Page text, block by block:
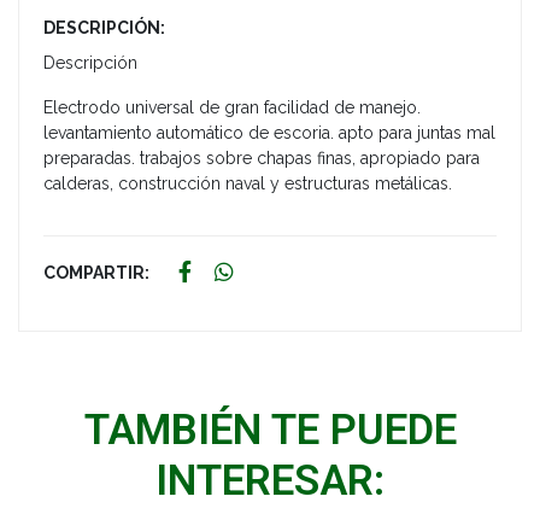
DESCRIPCIÓN:
Descripción
Electrodo universal de gran facilidad de manejo.
levantamiento automático de escoria. apto para juntas mal
preparadas. trabajos sobre chapas finas, apropiado para
calderas, construcción naval y estructuras metálicas.
COMPARTIR:
TAMBIÉN TE PUEDE
INTERESAR: